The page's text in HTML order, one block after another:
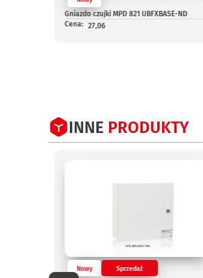
Gniazdo czujki MPD 821 UBFXBASE-ND
Cena:
27,06
INNE PRODUKTY
Nowy Sprzedaż